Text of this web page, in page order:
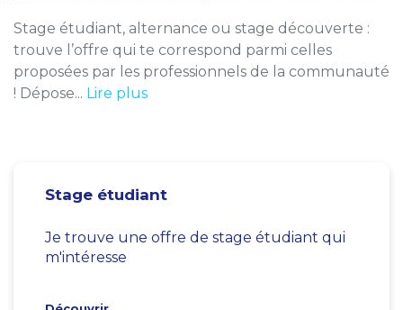
Stage étudiant, alternance ou stage découverte :
trouve l’offre qui te correspond parmi celles
proposées par les professionnels de la communauté
! Dépose... Lire plus
Stage étudiant
Je trouve une offre de stage étudiant qui
m'intéresse